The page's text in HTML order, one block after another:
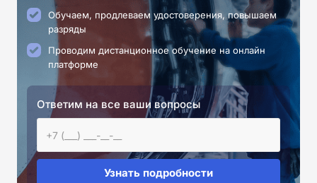
Обучаем, продлеваем удостоверения, повышаем
разряды
Проводим дистанционное обучение на онлайн
платформе
Ответим на все ваши вопросы
Узнать подробности